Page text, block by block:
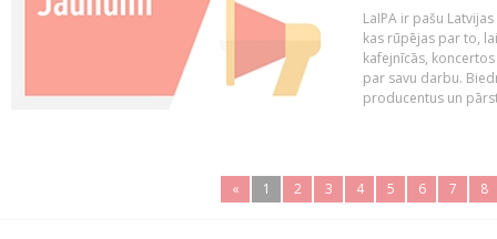
LaIPA ir pašu
kas rūpējas par to,
kafejnīcās,
par savu darbu.
producentus un
« 1 2 3 4 5 6 7 8